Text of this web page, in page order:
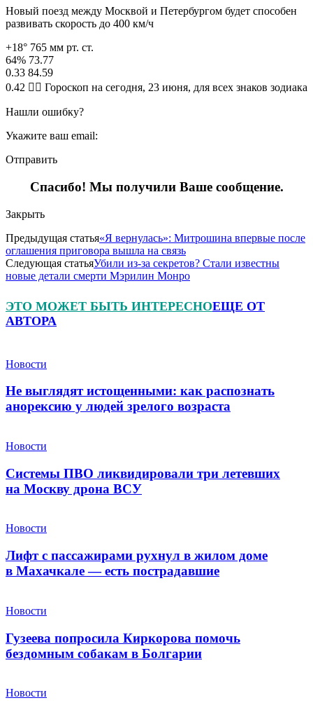
Новый поезд между Москвой и Петербургом будет способен
развивать скорость до 400 км/ч
+18° 765 мм рт. ст.
64% 73.77
0.33 84.59
0.42 🧙‍♀ Гороскоп на сегодня, 23 июня, для всех знаков зодиака
Нашли ошибку?
Укажите ваш email:
Отправить
Спасибо! Мы получили Ваше сообщение.
Закрыть
Предыдущая статья«Я вернулась»: Митрошина впервые после
оглашения приговора вышла на связь
Следующая статьяУбили из-за секретов? Стали известны
новые детали смерти Мэрилин Монро
ЭТО МОЖЕТ БЫТЬ ИНТЕРЕСНОЕЩЕ ОТ
АВТОРА
Новости
Не выглядят истощенными: как распознать
анорексию у людей зрелого возраста
Новости
Системы ПВО ликвидировали три летевших
на Москву дрона ВСУ
Новости
Лифт с пассажирами рухнул в жилом доме
в Махачкале — есть пострадавшие
Новости
Гузеева попросила Киркорова помочь
бездомным собакам в Болгарии
Новости